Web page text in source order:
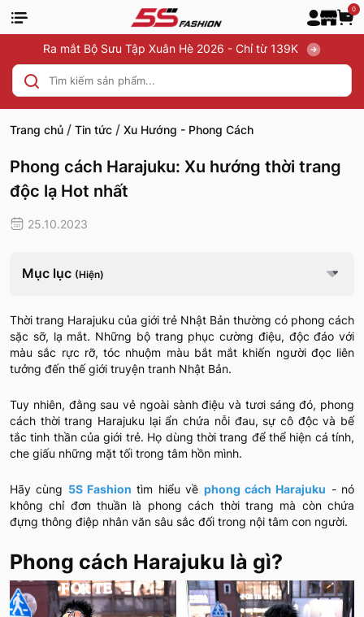
0
Ra mắt Bộ Sưu Tập Xuân Hè 2026 - Chỉ từ 139K
Trang chủ / Tin tức / Xu Hướng - Phong Cách
Phong cách Harajuku: Xu hướng thời trang
độc lạ Hot nhất
25.10.2023
Mục lục (Hiện)
Thời trang Harajuku của giới trẻ Nhật Bản thường có phong cách
sặc sỡ, lạ mắt. Những bộ trang phục cường điệu, độc đáo với
màu sắc rực rỡ, tóc nhuộm màu bắt mắt khiến người đọc liên
tưởng đến thế giới truyện tranh Nhật Bản.
Tuy nhiên, đằng sau vẻ ngoài sành điệu và tươi sáng đó, phong
cách thời trang Harajuku lại ẩn chứa nỗi đau, sự cô độc và bế
tắc tinh thần của giới trẻ. Họ dùng thời trang để thể hiện cá tính,
che giấu những mặt tối trong tâm hồn mình.
Hãy cùng 5S Fashion tìm hiểu về phong cách Harajuku - nó
không chỉ đơn thuần là phong cách thời trang mà còn chứa
đựng thông điệp nhân văn sâu sắc đối trong nội tâm con người.
Phong cách Harajuku là gì?